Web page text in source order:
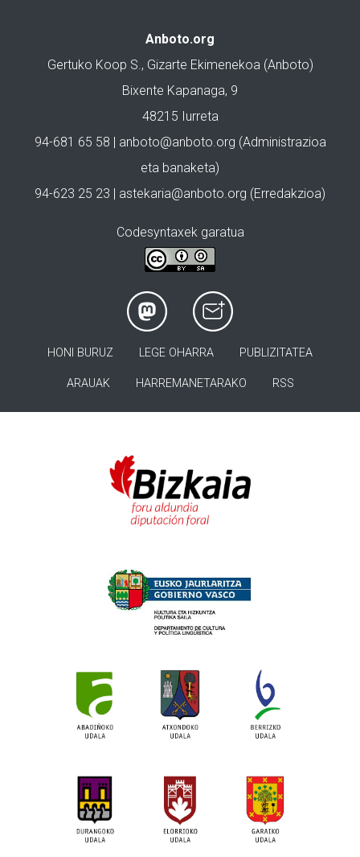
Anboto.org
Gertuko Koop S., Gizarte Ekimenekoa (Anboto)
Bixente Kapanaga, 9
48215 Iurreta
94-681 65 58 | anboto@anboto.org (Administrazioa
eta banaketa)
94-623 25 23 | astekaria@anboto.org (Erredakzioa)
Codesyntaxek garatua
HONI BURUZ LEGE OHARRA PUBLIZITATEA
ARAUAK HARREMANETARAKO RSS